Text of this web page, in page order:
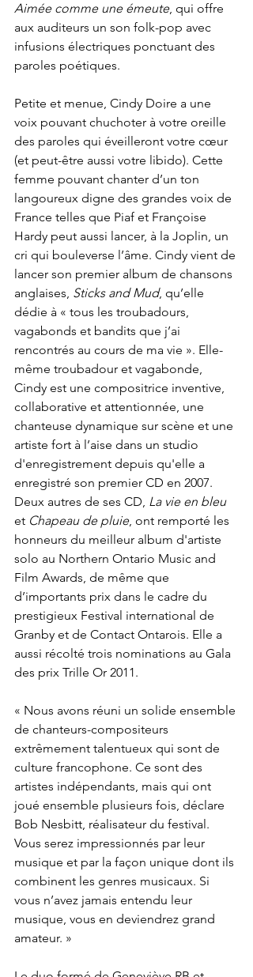
Aimée comme une émeute, qui offre
aux auditeurs un son folk-pop avec
infusions électriques ponctuant des
paroles poétiques.
Petite et menue, Cindy Doire a une
voix pouvant chuchoter à votre oreille
des paroles qui éveilleront votre cœur
(et peut-être aussi votre libido). Cette
femme pouvant chanter d’un ton
langoureux digne des grandes voix de
France telles que Piaf et Françoise
Hardy peut aussi lancer, à la Joplin, un
cri qui bouleverse l’âme. Cindy vient de
lancer son premier album de chansons
anglaises, Sticks and Mud, qu’elle
dédie à « tous les troubadours,
vagabonds et bandits que j’ai
rencontrés au cours de ma vie ». Elle-
même troubadour et vagabonde,
Cindy est une compositrice inventive,
collaborative et attentionnée, une
chanteuse dynamique sur scène et une
artiste fort à l’aise dans un studio
d'enregistrement depuis qu'elle a
enregistré son premier CD en 2007.
Deux autres de ses CD, La vie en bleu
et Chapeau de pluie, ont remporté les
honneurs du meilleur album d'artiste
solo au Northern Ontario Music and
Film Awards, de même que
d’importants prix dans le cadre du
prestigieux Festival international de
Granby et de Contact Ontarois. Elle a
aussi récolté trois nominations au Gala
des prix Trille Or 2011.
« Nous avons réuni un solide ensemble
de chanteurs-compositeurs
extrêmement talentueux qui sont de
culture francophone. Ce sont des
artistes indépendants, mais qui ont
joué ensemble plusieurs fois, déclare
Bob Nesbitt, réalisateur du festival.
Vous serez impressionnés par leur
musique et par la façon unique dont ils
combinent les genres musicaux. Si
vous n’avez jamais entendu leur
musique, vous en deviendrez grand
amateur. »